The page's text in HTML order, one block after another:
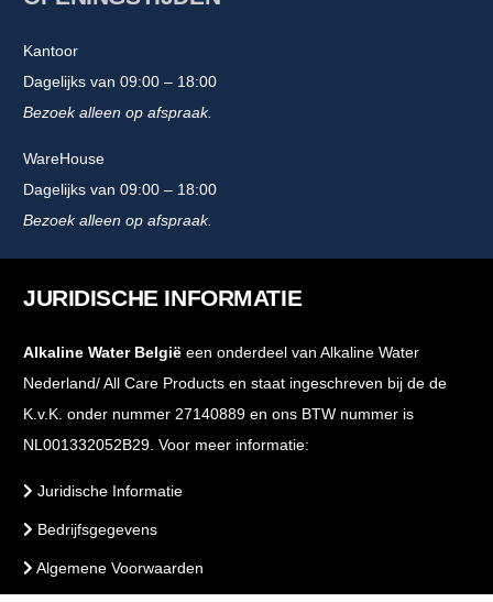
Kantoor
Dagelijks van 09:00 – 18:00
Bezoek alleen op afspraak.
WareHouse
Dagelijks van 09:00 – 18:00
Bezoek alleen op afspraak.
JURIDISCHE INFORMATIE
Alkaline Water België een onderdeel van Alkaline Water
Nederland/ All Care Products en staat ingeschreven bij de de
K.v.K. onder nummer 27140889 en ons BTW nummer is
NL001332052B29. Voor meer informatie:
Juridische Informatie
Bedrijfsgegevens
Algemene Voorwaarden